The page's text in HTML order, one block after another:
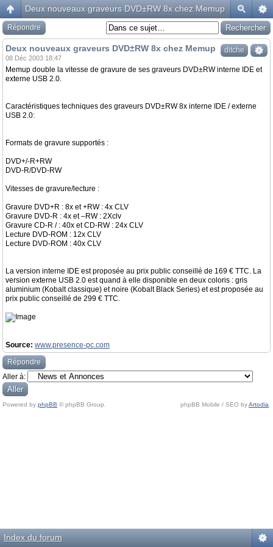
Deux nouveaux graveurs DVD±RW 8x chez Memup
Répondre
ditche
Deux nouveaux graveurs DVD±RW 8x chez Memup
08 Déc 2003 18:47
Memup double la vitesse de gravure de ses graveurs DVD±RW interne IDE et
externe USB 2.0.
Caractéristiques techniques des graveurs DVD±RW 8x interne IDE / externe
USB 2.0:
Formats de gravure supportés :
DVD+/-R+RW
DVD-R/DVD-RW
Vitesses de gravure/lecture :
Gravure DVD+R : 8x et +RW : 4x CLV
Gravure DVD-R : 4x et –RW : 2Xclv
Gravure CD-R / : 40x et CD-RW : 24x CLV
Lecture DVD-ROM : 12x CLV
Lecture DVD-ROM : 40x CLV
La version interne IDE est proposée au prix public conseillé de 169 € TTC. La
version externe USB 2.0 est quand à elle disponible en deux coloris : gris
aluminium (Kobalt classique) et noire (Kobalt Black Series) et est proposée au
prix public conseillé de 299 € TTC.
Source: www.presence-pc.com
Répondre
Aller à:
Powered by phpBB © phpBB Group. phpBB Mobile / SEO byArtodia
Index du forum